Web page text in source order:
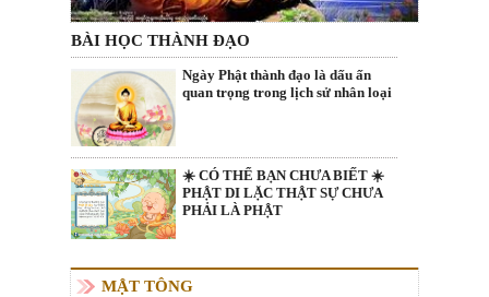
BÀI HỌC THÀNH ĐẠO
Ngày Phật thành đạo là dấu ấn
quan trọng trong lịch sử nhân loại
☀️ CÓ THỂ BẠN CHƯA BIẾT ☀️
PHẬT DI LẶC THẬT SỰ CHƯA
PHẢI LÀ PHẬT
MẬT TÔNG